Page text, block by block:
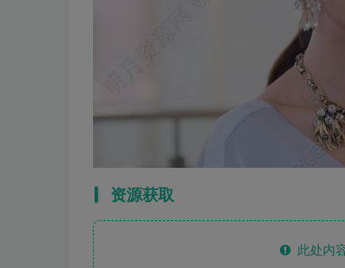
资源获取
此处内